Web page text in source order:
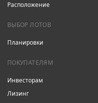
Расположение
ВЫБОР ЛОТОВ
Планировки
ПОКУПАТЕЛЯМ
Инвесторам
Лизинг